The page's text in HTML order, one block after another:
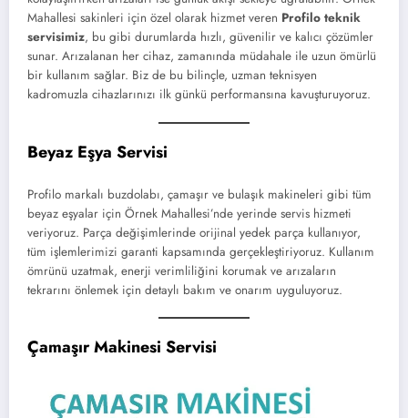
Mahallesi sakinleri için özel olarak hizmet veren Profilo teknik
servisimiz, bu gibi durumlarda hızlı, güvenilir ve kalıcı çözümler
sunar. Arızalanan her cihaz, zamanında müdahale ile uzun ömürlü
bir kullanım sağlar. Biz de bu bilinçle, uzman teknisyen
kadromuzla cihazlarınızı ilk günkü performansına kavuşturuyoruz.
Beyaz Eşya Servisi
Profilo markalı buzdolabı, çamaşır ve bulaşık makineleri gibi tüm
beyaz eşyalar için Örnek Mahallesi’nde yerinde servis hizmeti
veriyoruz. Parça değişimlerinde orijinal yedek parça kullanıyor,
tüm işlemlerimizi garanti kapsamında gerçekleştiriyoruz. Kullanım
ömrünü uzatmak, enerji verimliliğini korumak ve arızaların
tekrarını önlemek için detaylı bakım ve onarım uyguluyoruz.
Çamaşır Makinesi Servisi